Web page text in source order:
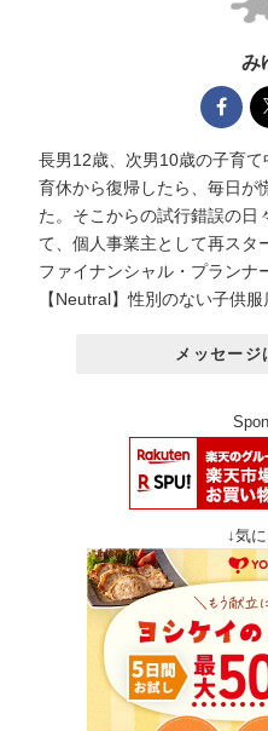
み
長男12歳、次男10歳の子育て
育休から復帰したら、毎日が
た。そこからの試行錯誤の日
て、個人事業主として再スタ
ファイナンシャル・プランナ
【Neutral】性別のない子供服
メッセージ
↓気に